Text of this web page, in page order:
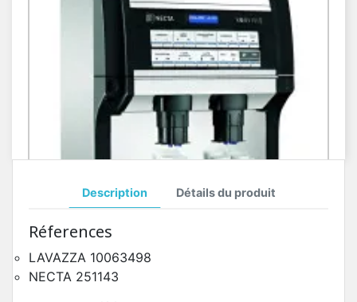
Pièces Détachées Distributeur Automatique
Description Détails du produit
Réferences
LAVAZZA 10063498
NECTA 251143